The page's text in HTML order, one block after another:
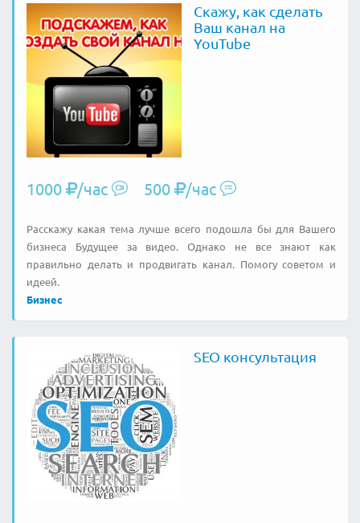
Скажу, как сделать
Ваш канал на
YouTube
1000 /час 500 /час
Расскажу какая тема лучше всего подошла бы для Вашего
бизнеса Будущее за видео. Однако не все знают как
правильно делать и продвигать канал. Помогу советом и
идеей.
Бизнес
SEO консультация